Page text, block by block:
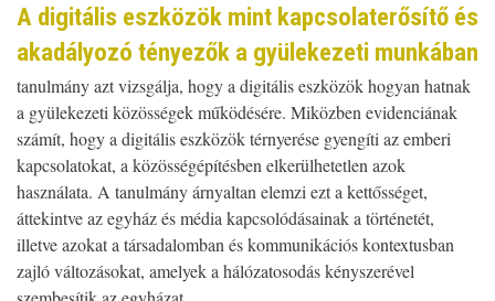
A digitális eszközök mint kapcsolaterősítő és
akadályozó tényezők a gyülekezeti munkában
tanulmány azt vizsgálja, hogy a digitális eszközök hogyan hatnak
a gyülekezeti közösségek működésére. Miközben evidenciának
számít, hogy a digitális eszközök térnyerése gyengíti az emberi
kapcsolatokat, a közösségépítésben elkerülhetetlen azok
használata. A tanulmány árnyaltan elemzi ezt a kettősséget,
áttekintve az egyház és média kapcsolódásainak a történetét,
illetve azokat a társadalomban és kommunikációs kontextusban
zajló változásokat, amelyek a hálózatosodás kényszerével